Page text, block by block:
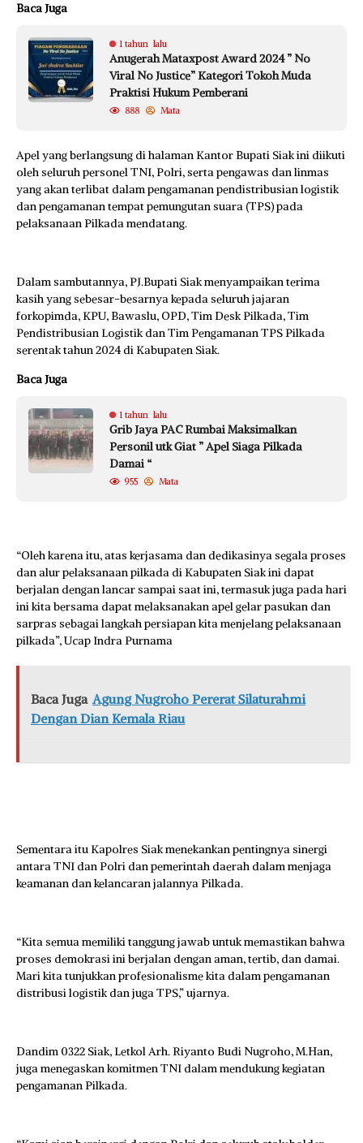
Baca Juga
1 tahun lalu
Anugerah Mataxpost Award 2024 ” No
Viral No Justice” Kategori Tokoh Muda
Praktisi Hukum Pemberani
888 Mata
Apel yang berlangsung di halaman Kantor Bupati Siak ini diikuti
oleh seluruh personel TNI, Polri, serta pengawas dan linmas
yang akan terlibat dalam pengamanan pendistribusian logistik
dan pengamanan tempat pemungutan suara (TPS) pada
pelaksanaan Pilkada mendatang.
Dalam sambutannya, PJ.Bupati Siak menyampaikan terima
kasih yang sebesar-besarnya kepada seluruh jajaran
forkopimda, KPU, Bawaslu, OPD, Tim Desk Pilkada, Tim
Pendistribusian Logistik dan Tim Pengamanan TPS Pilkada
serentak tahun 2024 di Kabupaten Siak.
Baca Juga
1 tahun lalu
Grib Jaya PAC Rumbai Maksimalkan
Personil utk Giat ” Apel Siaga Pilkada
Damai “
955 Mata
“Oleh karena itu, atas kerjasama dan dedikasinya segala proses
dan alur pelaksanaan pilkada di Kabupaten Siak ini dapat
berjalan dengan lancar sampai saat ini, termasuk juga pada hari
ini kita bersama dapat melaksanakan apel gelar pasukan dan
sarpras sebagai langkah persiapan kita menjelang pelaksanaan
pilkada”, Ucap Indra Purnama
Baca Juga Agung Nugroho Pererat Silaturahmi
Dengan Dian Kemala Riau
Sementara itu Kapolres Siak menekankan pentingnya sinergi
antara TNI dan Polri dan pemerintah daerah dalam menjaga
keamanan dan kelancaran jalannya Pilkada.
“Kita semua memiliki tanggung jawab untuk memastikan bahwa
proses demokrasi ini berjalan dengan aman, tertib, dan damai.
Mari kita tunjukkan profesionalisme kita dalam pengamanan
distribusi logistik dan juga TPS,” ujarnya.
Dandim 0322 Siak, Letkol Arh. Riyanto Budi Nugroho, M.Han,
juga menegaskan komitmen TNI dalam mendukung kegiatan
pengamanan Pilkada.